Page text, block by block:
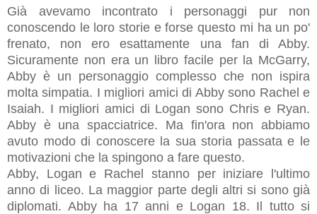
Già avevamo incontrato i personaggi pur non
conoscendo le loro storie e forse questo mi ha un po'
frenato, non ero esattamente una fan di Abby.
Sicuramente non era un libro facile per la McGarry,
Abby è un personaggio complesso che non ispira
molta simpatia. I migliori amici di Abby sono Rachel e
Isaiah. I migliori amici di Logan sono Chris e Ryan.
Abby è una spacciatrice. Ma fin'ora non abbiamo
avuto modo di conoscere la sua storia passata e le
motivazioni che la spingono a fare questo.
Abby, Logan e Rachel stanno per iniziare l'ultimo
anno di liceo. La maggior parte degli altri si sono già
diplomati. Abby ha 17 anni e Logan 18. Il tutto si